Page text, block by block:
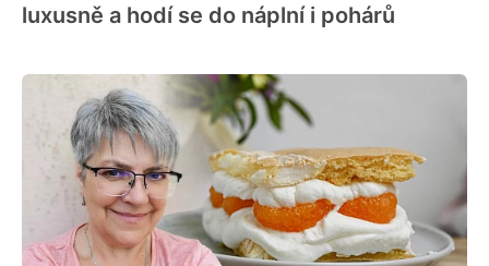
luxusně a hodí se do náplní i pohárů